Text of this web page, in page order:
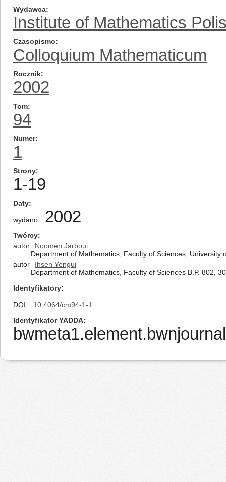
Wydawca
Institute of Mathematics
Czasopismo
Colloquium Mathematicum
Rocznik
2002
Tom
94
Numer
1
Strony
1-19
Daty
wydano 2002
Twórcy
autor
Noomen Jarboui
Department of Mathematics, Faculty of Sciences, University
autor
Ihsen Yengui
Department of Mathematics, Faculty of Sciences B.P. 802,
Identyfikatory
DOI
10.4064/cm94-1-1
Identyfikator YADDA